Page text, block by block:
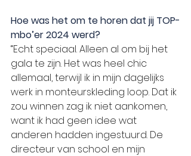
Hoe was het om te horen dat jij TOP-
mbo’er 2024 werd?
“Echt speciaal. Alleen al om bij het
gala te zijn. Het was heel chic
allemaal, terwijl ik in mijn dagelijks
werk in monteurskleding loop. Dat ik
zou winnen zag ik niet aankomen,
want ik had geen idee wat
anderen hadden ingestuurd. De
directeur van school en mijn